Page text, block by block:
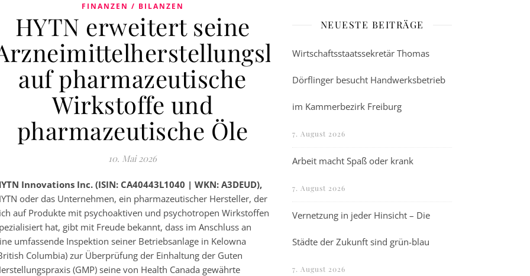
FINANZEN / BILANZEN
HYTN erweitert seine
auf pharmazeutische
Wirkstoffe und
pharmazeutische Öle
10. Mai 2026
Innovations Inc. (ISIN: CA40443L1040 | WKN: A3DEUD),
oder das Unternehmen, ein pharmazeutischer Hersteller, der
auf Produkte mit psychoaktiven und psychotropen Wirkstoffen
hat, gibt mit Freude bekannt, dass im Anschluss an
umfassende Inspektion seiner Betriebsanlage in Kelowna
Columbia) zur Überprüfung der Einhaltung der Guten
(GMP) seine von Health Canada gewährte
NEUESTE BEITRÄGE
Wirtschaftsstaatssekretär Thomas
Dörflinger besucht Handwerksbetrieb
im Kammerbezirk Freiburg
7. August 2026
Arbeit macht Spaß oder krank
7. August 2026
Vernetzung in jeder Hinsicht – Die
Städte der Zukunft sind grün-blau
7. August 2026